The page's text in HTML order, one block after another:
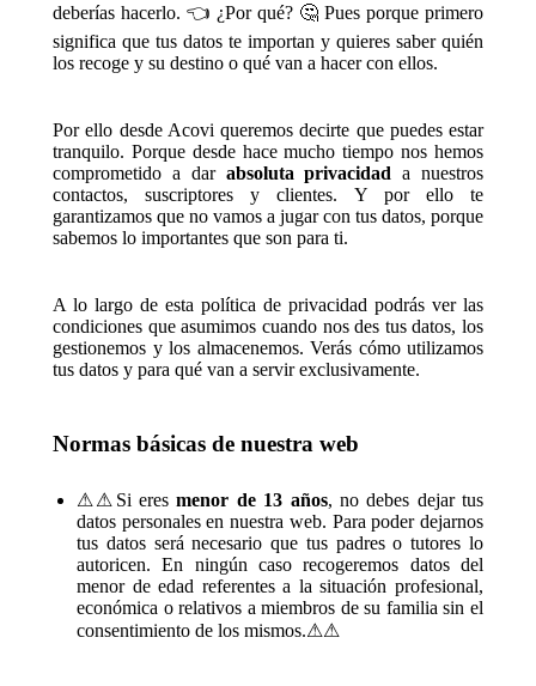
deberías hacerlo. 👈 ¿Por qué? 🤔 Pues porque primero
significa que tus datos te importan y quieres saber quién
los recoge y su destino o qué van a hacer con ellos.
Por ello desde Acovi queremos decirte que puedes estar
tranquilo. Porque desde hace mucho tiempo nos hemos
comprometido a dar absoluta privacidad a nuestros
contactos, suscriptores y clientes. Y por ello te
garantizamos que no vamos a jugar con tus datos, porque
sabemos lo importantes que son para ti.
A lo largo de esta política de privacidad podrás ver las
condiciones que asumimos cuando nos des tus datos, los
gestionemos y los almacenemos. Verás cómo utilizamos
tus datos y para qué van a servir exclusivamente.
Normas básicas de nuestra web
⚠⚠Si eres menor de 13 años, no debes dejar tus
datos personales en nuestra web. Para poder dejarnos
tus datos será necesario que tus padres o tutores lo
autoricen. En ningún caso recogeremos datos del
menor de edad referentes a la situación profesional,
económica o relativos a miembros de su familia sin el
consentimiento de los mismos.⚠⚠